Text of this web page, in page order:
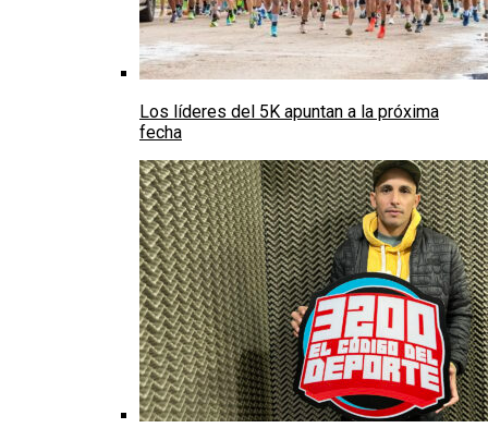
Los líderes del 5K apuntan a la próxima
fecha